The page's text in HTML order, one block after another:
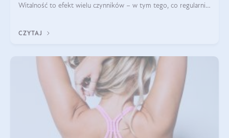
Witalność to efekt wielu czynników – w tym tego, co regularnie
CZYTAJ